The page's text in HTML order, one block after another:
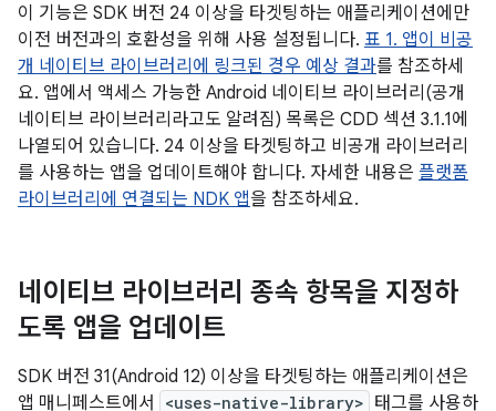
이 기능은 SDK 버전 24 이상을 타겟팅하는 애플리케이션에만
이전 버전과의 호환성을 위해 사용 설정됩니다. 표 1. 앱이 비공
개 네이티브 라이브러리에 링크된 경우 예상 결과를 참조하세
요. 앱에서 액세스 가능한 Android 네이티브 라이브러리(공개
네이티브 라이브러리라고도 알려짐) 목록은 CDD 섹션 3.1.1에
나열되어 있습니다. 24 이상을 타겟팅하고 비공개 라이브러리
를 사용하는 앱을 업데이트해야 합니다. 자세한 내용은 플랫폼
라이브러리에 연결되는 NDK 앱을 참조하세요.
네이티브 라이브러리 종속 항목을 지정하
도록 앱을 업데이트
SDK 버전 31(Android 12) 이상을 타겟팅하는 애플리케이션은
앱 매니페스트에서
<uses-native-library> 태그를 사용하